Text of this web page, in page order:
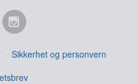
Sikkerhet og personvern